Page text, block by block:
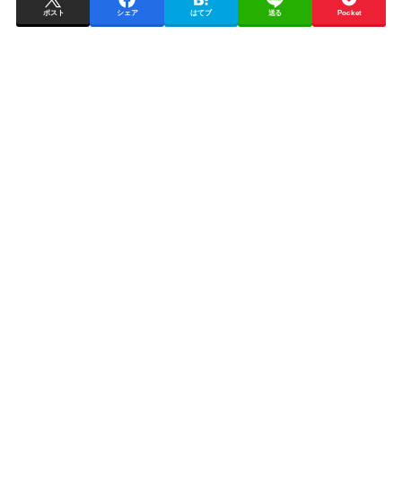
ポスト シェア はてブ 送る Pocket